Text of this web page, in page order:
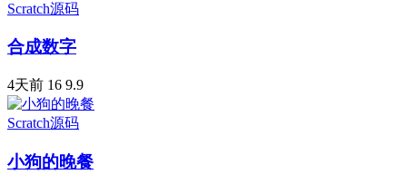
Scratch源码
合成数字
4天前 16 9.9
Scratch源码
小狗的晚餐